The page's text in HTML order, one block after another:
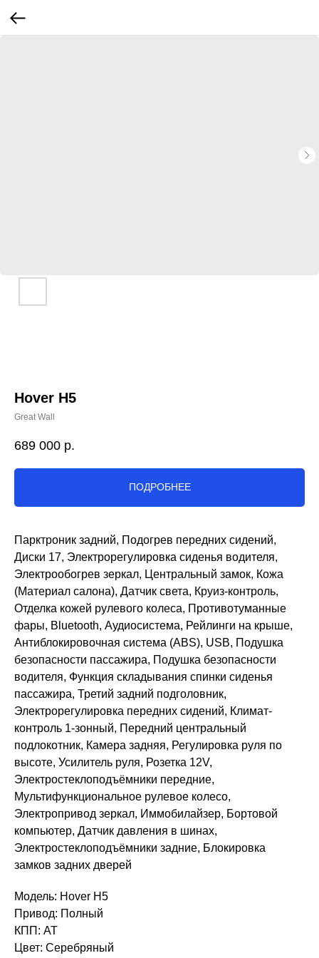
Hover H5
Great Wall
689 000 р.
ПОДРОБНЕЕ
Парктроник задний, Подогрев передних сидений,
Диски 17, Электрорегулировка сиденья водителя,
Электрообогрев зеркал, Центральный замок, Кожа
(Материал салона), Датчик света, Круиз-контроль,
Отделка кожей рулевого колеса, Противотуманные
фары, Bluetooth, Аудиосистема, Рейлинги на крыше,
Антиблокировочная система (ABS), USB, Подушка
безопасности пассажира, Подушка безопасности
водителя, Функция складывания спинки сиденья
пассажира, Третий задний подголовник,
Электрорегулировка передних сидений, Климат-
контроль 1-зонный, Передний центральный
подлокотник, Камера задняя, Регулировка руля по
высоте, Усилитель руля, Розетка 12V,
Электростеклоподъёмники передние,
Мультифункциональное рулевое колесо,
Электропривод зеркал, Иммобилайзер, Бортовой
компьютер, Датчик давления в шинах,
Электростеклоподъёмники задние, Блокировка
замков задних дверей
Модель: Hover H5
Привод: Полный
КПП: AT
Цвет: Серебряный